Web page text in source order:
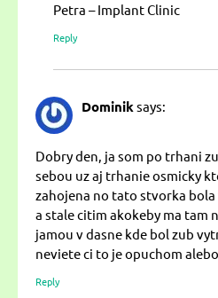
Petra – Implant Clinic
Reply
Dominiksays:
Dobry den, ja som po trhani
sebou uz aj trhanie osmicky
zahojena no tato stvorka
a stale citim akokeby ma tam
jamou v dasne kde bol zub
neviete ci to je opuchom
Reply